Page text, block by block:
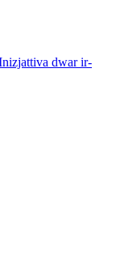
Inizjattiva dwar ir-